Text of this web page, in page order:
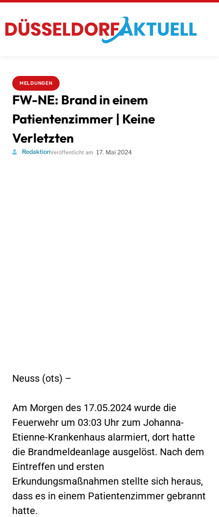
MELDUNGEN
FW-NE: Brand in einem
Patientenzimmer | Keine
Verletzten
RedaktionVeröffentlicht am 17. Mai 2024
Neuss (ots) –
Am Morgen des 17.05.2024 wurde die
Feuerwehr um 03:03 Uhr zum Johanna-
Etienne-Krankenhaus alarmiert, dort hatte
die Brandmeldeanlage ausgelöst. Nach dem
Eintreffen und ersten
Erkundungsmaßnahmen stellte sich heraus,
dass es in einem Patientenzimmer gebrannt
hatte.